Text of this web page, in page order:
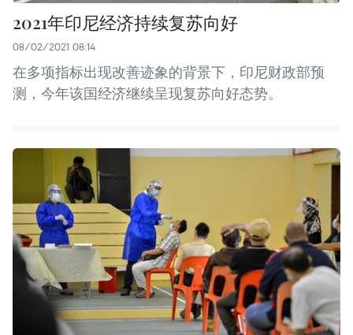
2021年印尼经济持续复苏向好
08/02/2021 08:14
在多项指标出现改善迹象的背景下，印尼财政部预
测，今年该国经济继续呈现复苏向好态势。